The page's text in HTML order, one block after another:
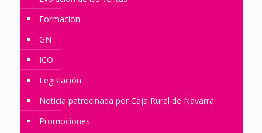
Formación
GN
ICO
Legislación
Noticia patrocinada por Caja Rural de Navarra
Promociones